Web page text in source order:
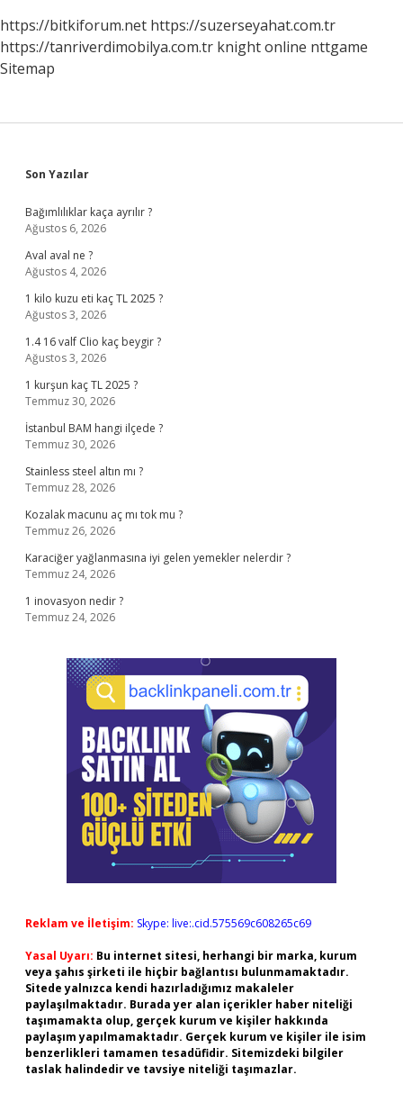
https://bitkiforum.net https://suzerseyahat.com.tr
https://tanriverdimobilya.com.tr knight online nttgame
Sitemap
Sidebar
Son Yazılar
Bağımlılıklar kaça ayrılır ?
Ağustos 6, 2026
Aval aval ne ?
Ağustos 4, 2026
1 kilo kuzu eti kaç TL 2025 ?
Ağustos 3, 2026
1.4 16 valf Clio kaç beygir ?
Ağustos 3, 2026
1 kurşun kaç TL 2025 ?
Temmuz 30, 2026
İstanbul BAM hangi ilçede ?
Temmuz 30, 2026
Stainless steel altın mı ?
Temmuz 28, 2026
Kozalak macunu aç mı tok mu ?
Temmuz 26, 2026
Karaciğer yağlanmasına iyi gelen yemekler nelerdir ?
Temmuz 24, 2026
1 inovasyon nedir ?
Temmuz 24, 2026
Reklam ve İletişim: Skype: live:.cid.575569c608265c69
Yasal Uyarı: Bu internet sitesi, herhangi bir marka, kurum
veya şahıs şirketi ile hiçbir bağlantısı bulunmamaktadır.
Sitede yalnızca kendi hazırladığımız makaleler
paylaşılmaktadır. Burada yer alan içerikler haber niteliği
taşımamakta olup, gerçek kurum ve kişiler hakkında
paylaşım yapılmamaktadır. Gerçek kurum ve kişiler ile isim
benzerlikleri tamamen tesadüfidir. Sitemizdeki bilgiler
taslak halindedir ve tavsiye niteliği taşımazlar.